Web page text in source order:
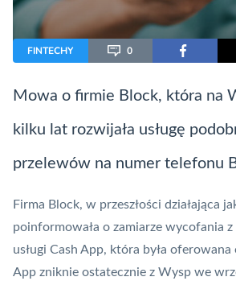
FINTECHY 0
Mowa o firmie Block, która na
kilku lat rozwijała usługę
przelewów na numer telefonu
Firma Block, w przeszłości działająca
poinformowała o zamiarze wycofania
usługi Cash App, która była oferowana
App zniknie ostatecznie z Wysp we